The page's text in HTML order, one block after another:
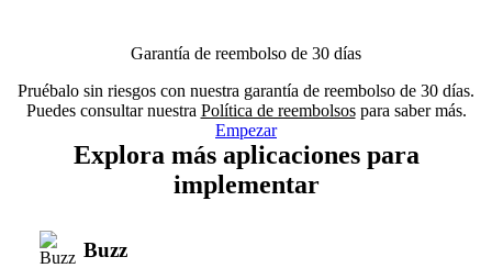
Garantía de reembolso de 30 días
Pruébalo sin riesgos con nuestra garantía de reembolso de 30 días.
Puedes consultar nuestra Política de reembolsospara saber más.
Empezar
Explora más aplicaciones para
implementar
Buzz